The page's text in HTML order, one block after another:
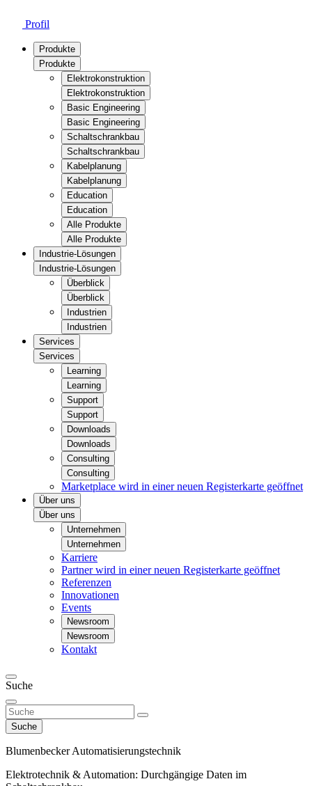
Profil
Produkte
Produkte
Elektrokonstruktion
Elektrokonstruktion
Basic Engineering
Basic Engineering
Schaltschrankbau
Schaltschrankbau
Kabelplanung
Kabelplanung
Education
Education
Alle Produkte
Alle Produkte
Industrie-Lösungen
Industrie-Lösungen
Überblick
Überblick
Industrien
Industrien
Services
Services
Learning
Learning
Support
Support
Downloads
Downloads
Consulting
Consulting
Marketplace wird in einer neuen Registerkarte geöffnet
Über uns
Über uns
Unternehmen
Unternehmen
Karriere
Partnerwird in einer neuen Registerkarte geöffnet
Referenzen
Innovationen
Events
Newsroom
Newsroom
Kontakt
Suche
Suche
Blumenbecker Automatisierungs­technik
Elektrotechnik & Automation: Durchgängige Daten im